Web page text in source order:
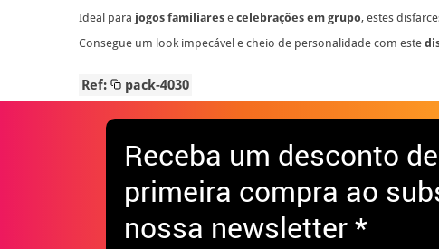
Ideal para jogos familiares e celebrações em grupo, estes
Consegue um look impecável e cheio de personalidade com este
Ref: pack-4030
Receba um desconto de
primeira compra ao
nossa newsletter *